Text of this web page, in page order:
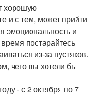
хорошую
и с тем, может прийти
эмоциональность и
постарайтесь
из-за пустяков.
чего вы хотели бы
- с 2 октября по 7